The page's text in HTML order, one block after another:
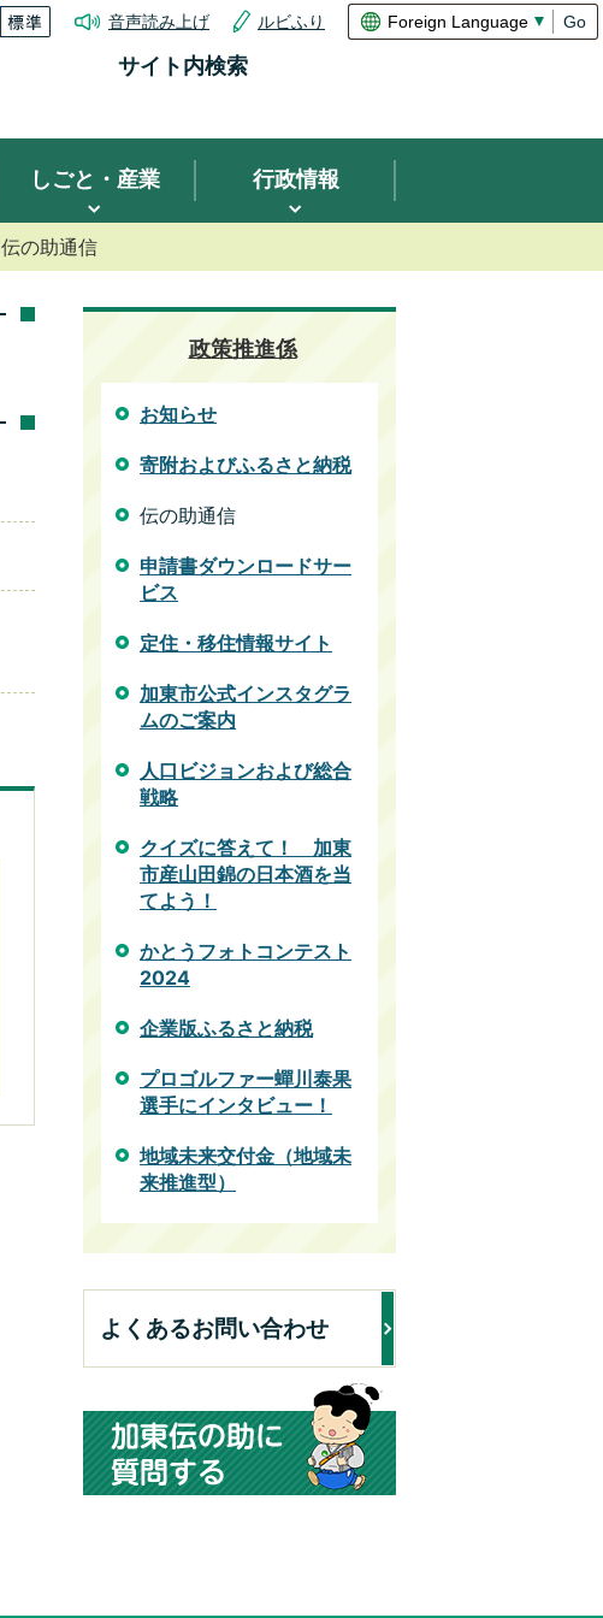
音声読み上げ ルビふり Go
サイト内検索
しごと・産業 行政情報
伝の助通信
政策推進係
お知らせ
寄附およびふるさと納税
伝の助通信
申請書ダウンロードサー
ビス
定住・移住情報サイト
加東市公式インスタグラ
ムのご案内
人口ビジョンおよび総合
戦略
クイズに答えて！ 加東
市産山田錦の日本酒を当
てよう！
かとうフォトコンテスト
2024
企業版ふるさと納税
プロゴルファー蟬川泰果
選手にインタビュー！
地域未来交付金（地域未
来推進型）
よくあるお問い合わせ